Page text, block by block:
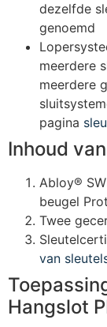
dezelfde
genoemd
meerdere
meerdere
pagina
Inhoud
Abloy®
beugel
Twee
van
Hangslot